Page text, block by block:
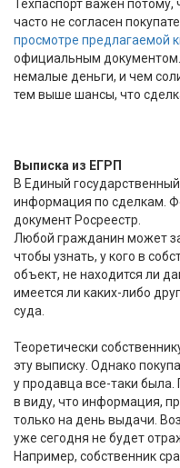
Техпаспорт важен
часто не согласен
просмотре предлагаемой
официальным
немалые деньги, и чем
тем выше шансы, что
Выписка из ЕГРП
В Единый
информация по сделкам.
документ Росреестр.
Любой гражданин может
чтобы узнать, у кого в
объект, не находится ли
имеется ли каких-либо
суда.
Теоретически
эту выписку. Однако
у продавца все-таки
в виду, что информация,
только на день выдачи.
уже сегодня не будет
Например, собственник